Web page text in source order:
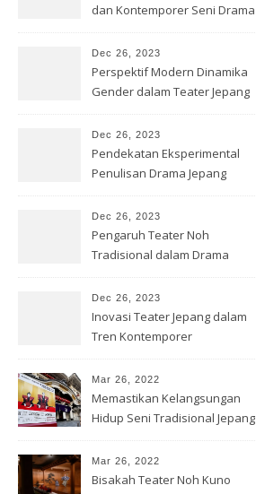
dan Kontemporer Seni Drama
Dec 26, 2023
Perspektif Modern Dinamika
Gender dalam Teater Jepang
Dec 26, 2023
Pendekatan Eksperimental
Penulisan Drama Jepang
Dec 26, 2023
Pengaruh Teater Noh
Tradisional dalam Drama
Dec 26, 2023
Inovasi Teater Jepang dalam
Tren Kontemporer
Mar 26, 2022
Memastikan Kelangsungan
Hidup Seni Tradisional Jepang
Mar 26, 2022
Bisakah Teater Noh Kuno